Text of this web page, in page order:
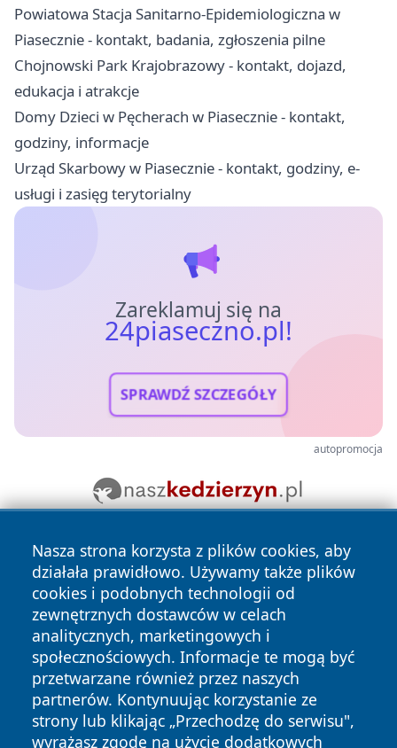
Powiatowa Stacja Sanitarno-Epidemiologiczna w
Piasecznie - kontakt, badania, zgłoszenia pilne
Chojnowski Park Krajobrazowy - kontakt, dojazd,
edukacja i atrakcje
Domy Dzieci w Pęcherach w Piasecznie - kontakt,
godziny, informacje
Urząd Skarbowy w Piasecznie - kontakt, godziny, e-
usługi i zasięg terytorialny
Zareklamuj się na
24piaseczno.pl!
SPRAWDŹ SZCZEGÓŁY
autopromocja
Nasza strona korzysta z plików cookies, aby
działała prawidłowo. Używamy także plików
cookies i podobnych technologii od
zewnętrznych dostawców w celach
analitycznych, marketingowych i
społecznościowych. Informacje te mogą być
przetwarzane również przez naszych
partnerów. Kontynuując korzystanie ze
strony lub klikając „Przechodzę do serwisu",
wyrażasz zgodę na użycie dodatkowych
Copyright © 2026 24piaseczno.pl Wszystkie prawa
zastrzeżone.
News Autorzy
Polityka
Polityka